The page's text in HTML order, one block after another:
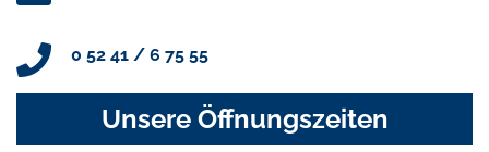
0 52 41 / 6 75 55
Unsere Öffnungszeiten